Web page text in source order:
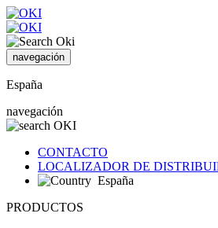
navegación
España
navegación
CONTACTO
LOCALIZADOR DE
España
PRODUCTOS